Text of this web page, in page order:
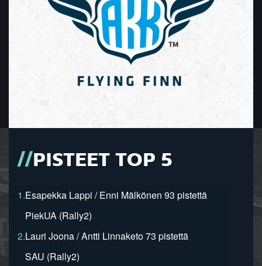
PISTEET TOP 5
1.Esapekka Lappi / Enni Mälkönen 93 pistettä
PiekUA (Rally2)
2.Lauri Joona / Antti Linnaketo 73 pistettä
SAU (Rally2)